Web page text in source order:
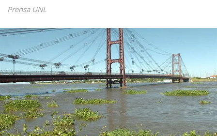
Prensa UNL